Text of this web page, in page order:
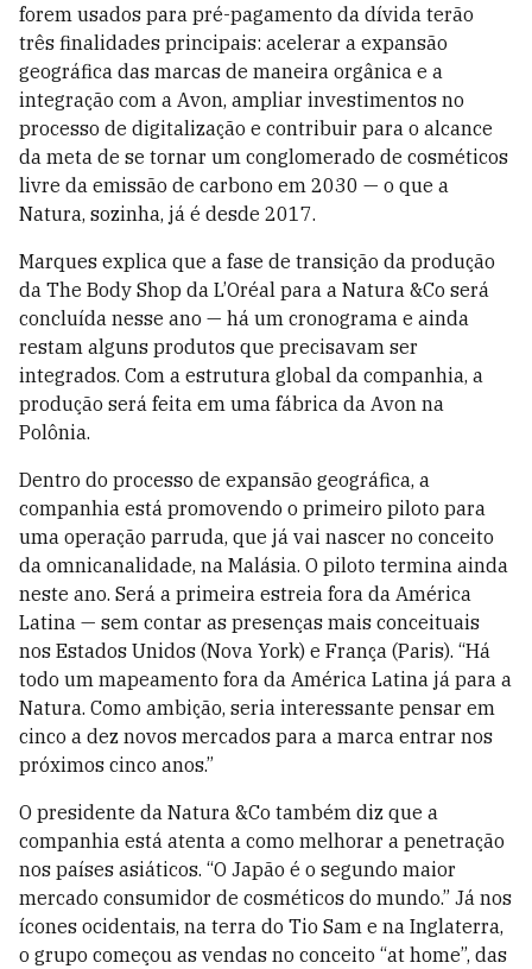
forem usados para pré-pagamento da dívida terão
três finalidades principais: acelerar a expansão
geográfica das marcas de maneira orgânica e a
integração com a Avon, ampliar investimentos no
processo de digitalização e contribuir para o alcance
da meta de se tornar um conglomerado de cosméticos
livre da emissão de carbono em 2030 — o que a
Natura, sozinha, já é desde 2017.
Marques explica que a fase de transição da produção
da The Body Shop da L’Oréal para a Natura &Co será
concluída nesse ano — há um cronograma e ainda
restam alguns produtos que precisavam ser
integrados. Com a estrutura global da companhia, a
produção será feita em uma fábrica da Avon na
Polônia.
Dentro do processo de expansão geográfica, a
companhia está promovendo o primeiro piloto para
uma operação parruda, que já vai nascer no conceito
da omnicanalidade, na Malásia. O piloto termina ainda
neste ano. Será a primeira estreia fora da América
Latina — sem contar as presenças mais conceituais
nos Estados Unidos (Nova York) e França (Paris). “Há
todo um mapeamento fora da América Latina já para a
Natura. Como ambição, seria interessante pensar em
cinco a dez novos mercados para a marca entrar nos
próximos cinco anos.”
O presidente da Natura &Co também diz que a
companhia está atenta a como melhorar a penetração
nos países asiáticos. “O Japão é o segundo maior
mercado consumidor de cosméticos do mundo.” Já nos
ícones ocidentais, na terra do Tio Sam e na Inglaterra,
o grupo começou as vendas no conceito “at home”, das